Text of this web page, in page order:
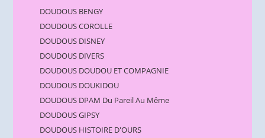
DOUDOUS BENGY
DOUDOUS COROLLE
DOUDOUS DISNEY
DOUDOUS DIVERS
DOUDOUS DOUDOU ET COMPAGNIE
DOUDOUS DOUKIDOU
DOUDOUS DPAM Du Pareil Au Même
DOUDOUS GIPSY
DOUDOUS HISTOIRE D'OURS